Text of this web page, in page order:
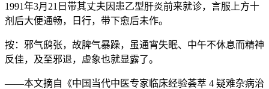
1991年3月21日带其丈夫因患乙型肝炎前来就诊，言服上方十
剂后大便通畅，日行，带下愈后未作。
按：邪气鸱张，故脾气暴躁，虽通宵失眠、中午不休息而精神
反佳，及至邪退，虚象也就显露了。
——本文摘自《中国当代中医专家临床经验荟萃 4 疑难杂病治